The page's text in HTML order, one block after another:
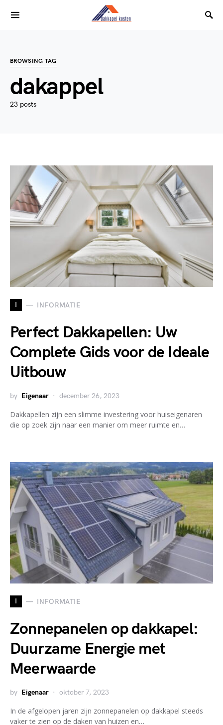
BROWSING TAG
dakappel
23 posts
I INFORMATIE
Perfect Dakkapellen: Uw
Complete Gids voor de Ideale
Uitbouw
by Eigenaar december 26, 2023
Dakkapellen zijn een slimme investering voor huiseigenaren
die op zoek zijn naar een manier om meer ruimte en…
I INFORMATIE
Zonnepanelen op dakkapel:
Duurzame Energie met
Meerwaarde
by Eigenaar oktober 7, 2023
In de afgelopen jaren zijn zonnepanelen op dakkapel steeds
vaker te zien op de daken van huizen en…